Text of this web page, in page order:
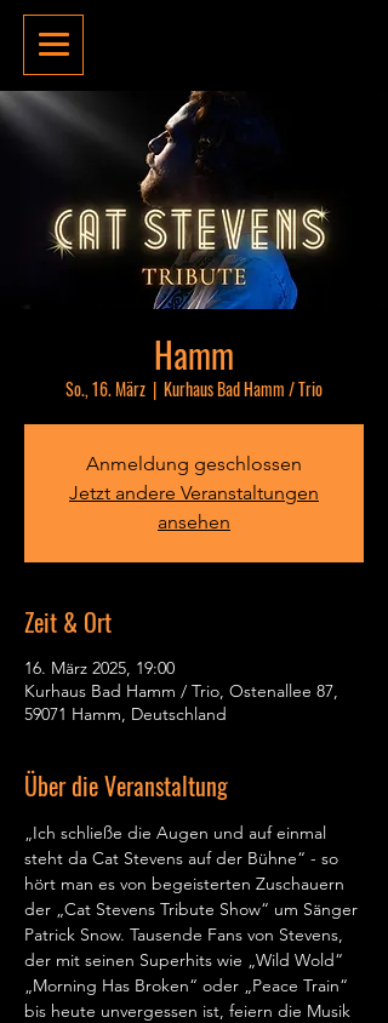
Hamm
So., 16. März
  |
Kurhaus Bad Hamm / Trio
Anmeldung geschlossen
Jetzt andere Veranstaltungen
ansehen
Zeit & Ort
16. März 2025, 19:00
Kurhaus Bad Hamm / Trio, Ostenallee 87,
59071 Hamm, Deutschland
Über die Veranstaltung
„Ich schließe die Augen und auf einmal
steht da Cat Stevens auf der Bühne“ - so
hört man es von begeisterten Zuschauern
der „Cat Stevens Tribute Show“ um Sänger
Patrick Snow. Tausende Fans von Stevens,
der mit seinen Superhits wie „Wild Wold“
„Morning Has Broken“ oder „Peace Train“
bis heute unvergessen ist, feiern die Musik